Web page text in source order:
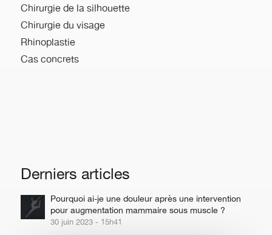
Chirurgie de la silhouette
Chirurgie du visage
Rhinoplastie
Cas concrets
Derniers articles
Pourquoi ai-je une douleur après une intervention
pour augmentation mammaire sous muscle ?
30 juin 2023 - 15h41